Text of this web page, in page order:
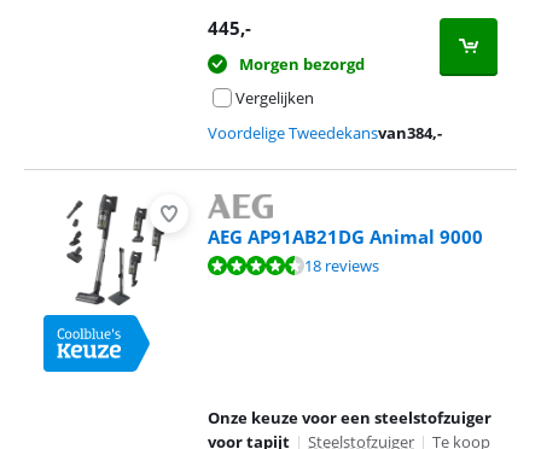
445,-
Morgen bezorgd
Vergelijken
Voordelige Tweedekansvan384,-
AEG AP91AB21DG Animal 9000
Beoordeling is 8,7 van de 10, gebaseerd op 18 reviews.
18 reviews
Onze keuze voor een steelstofzuiger
voor tapijt | Steelstofzuiger | Te koop